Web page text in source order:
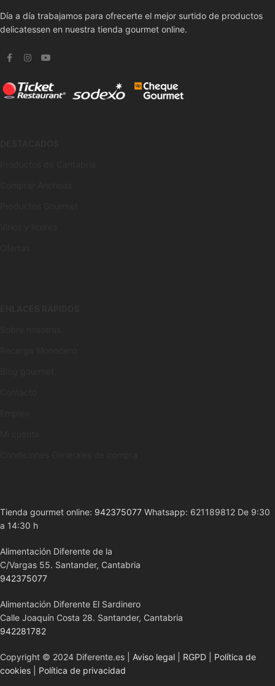
Día a día trabajamos para ofrecerte el mejor surtido de productos
delicatessen en nuestra tienda gourmet online.
Tienda gourmet online: 942375077 Whatsapp: 621189812 De 9:30
a 14:30 h
Alimentación Diferente de la
C/Vargas 55. Santander, Cantabria
942375077
Alimentación Diferente El Sardinero
Calle Joaquín Costa 28. Santander, Cantabria
942281782
Copyright © 2024 Diferente.es | Aviso legal RGPD
Política de
cookies
Política de privacidad